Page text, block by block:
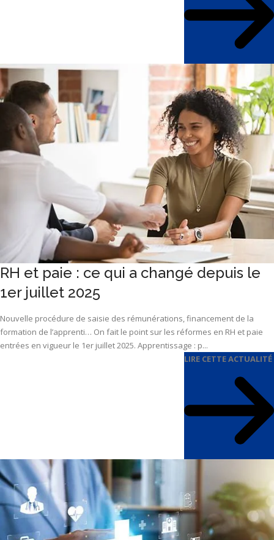
RH et paie : ce qui a changé depuis le
1er juillet 2025
Nouvelle procédure de saisie des rémunérations, financement de la
formation de l’apprenti… On fait le point sur les réformes en RH et paie
entrées en vigueur le 1er juillet 2025. Apprentissage : p...
LIRE CETTE ACTUALITÉ